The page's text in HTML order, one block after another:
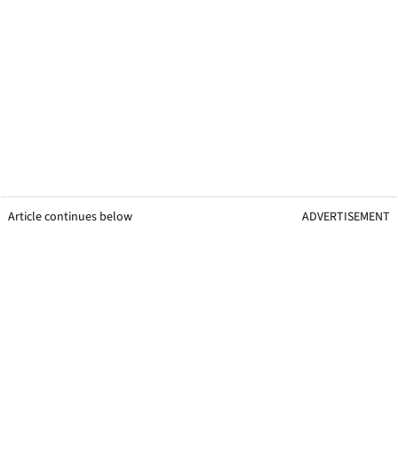
Article continues below ADVERTISEMENT